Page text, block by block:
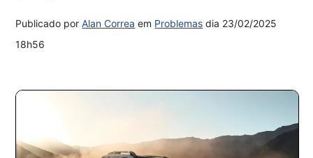
Publicado porAlan Correa em Problemas dia 23/02/2025
18h56